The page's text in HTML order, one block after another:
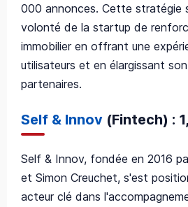
000 annonces. Cette stratégie
volonté de la startup de
immobilier en offrant une
utilisateurs et en élargissant
partenaires.
Self & Innov (Fintech) :
Self & Innov, fondée en 2016
et Simon Creuchet, s'est
acteur clé dans